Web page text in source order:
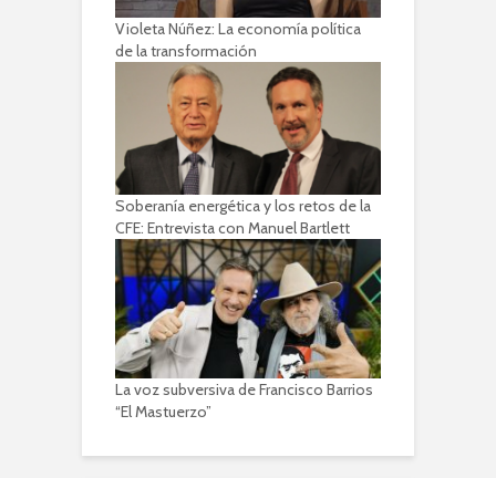
Violeta Núñez: La economía política
de la transformación
Soberanía energética y los retos de la
CFE: Entrevista con Manuel Bartlett
La voz subversiva de Francisco Barrios
“El Mastuerzo”